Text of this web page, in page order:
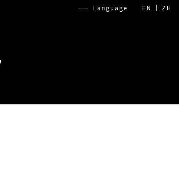
Language EN ZH